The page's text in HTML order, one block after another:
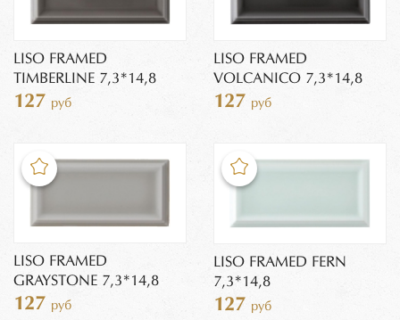
LISO FRAMED
TIMBERLINE 7,3*14,8
127 руб
LISO FRAMED
VOLCANICO 7,3*14,8
127 руб
LISO FRAMED
GRAYSTONE 7,3*14,8
127 руб
LISO FRAMED FERN
7,3*14,8
127 руб